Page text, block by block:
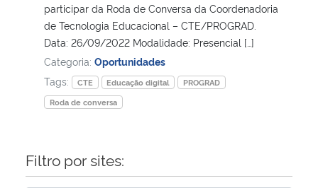
Ministério da Ciência, Tecnologia, Inovações e Comunicações
Ministério do Turismo
Controladoria-Geral da União
participar da Roda de Conversa da Coordenadoria
de Tecnologia Educacional – CTE/PROGRAD.
Data: 26/09/2022 Modalidade: Presencial […]
Categoria: Oportunidades
Tags:
CTE Educação digital
PROGRAD
Roda de conversa
Filtro por sites: